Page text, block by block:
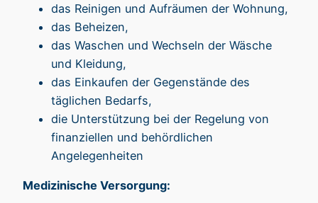
das Reinigen und Aufräumen der Wohnung,
das Beheizen,
das Waschen und Wechseln der Wäsche
und Kleidung,
das Einkaufen der Gegenstände des
täglichen Bedarfs,
die Unterstützung bei der Regelung von
finanziellen und behördlichen
Angelegenheiten
Medizinische Versorgung: